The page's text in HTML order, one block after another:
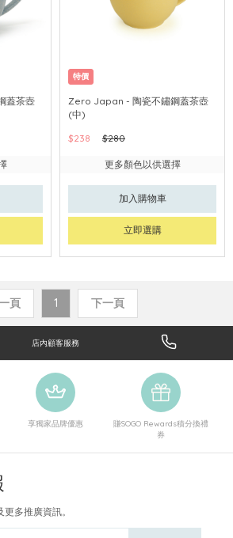
蓋茶壺
特價
Zero Japan - 陶瓷不鏽鋼蓋茶壺
(中)
$238
$280
更多顏色以供選擇
加入購物車
立即選購
頁 1 下一頁
店內顧客服務
享獨家品牌優惠
賺SOGO Rewards積分換禮
券
多推廣資訊。